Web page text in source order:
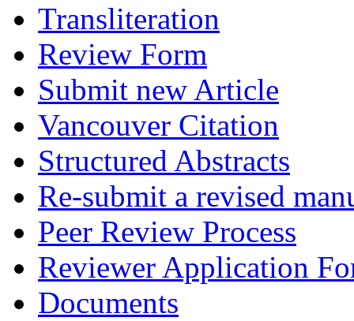
Transliteration
Review Form
Submit new Article
Vancouver Citation
Structured Abstracts
Re-submit a revised
Peer Review Process
Reviewer Application
Documents